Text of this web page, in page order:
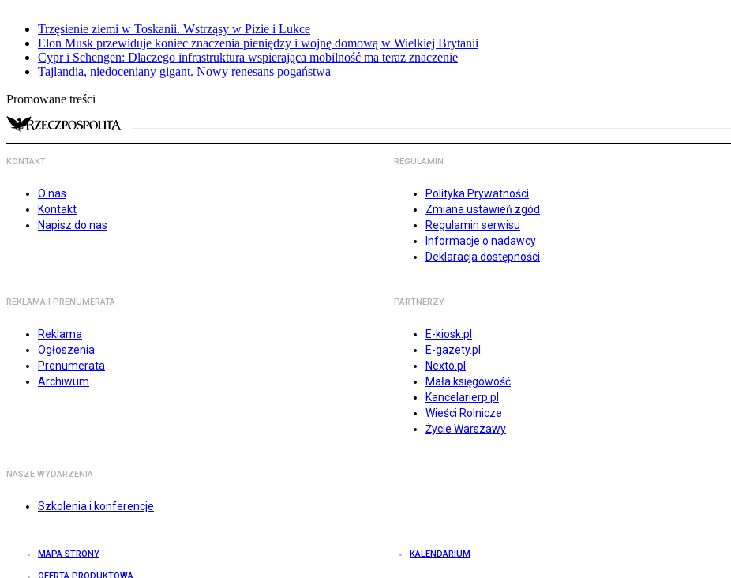
Trzęsienie ziemi w Toskanii. Wstrząsy w Pizie i Lukce
Elon Musk przewiduje koniec znaczenia pieniędzy i wojnę domową w Wielkiej Brytanii
Cypr i Schengen: Dlaczego infrastruktura wspierająca mobilność ma teraz znaczenie
Tajlandia, niedoceniany gigant. Nowy renesans pogaństwa
Promowane treści
KONTAKT
O nas
Kontakt
Napisz do nas
REGULAMIN
Polityka Prywatności
Zmiana ustawień zgód
Regulamin serwisu
Informacje o nadawcy
Deklaracja dostępności
REKLAMA I PRENUMERATA
Reklama
Ogłoszenia
Prenumerata
Archiwum
PARTNERZY
E-kiosk.pl
E-gazety.pl
Nexto.pl
Mała księgowość
Kancelarierp.pl
Wieści Rolnicze
Życie Warszawy
NASZE WYDARZENIA
Szkolenia i konferencje
MAPA STRONY KALENDARIUM